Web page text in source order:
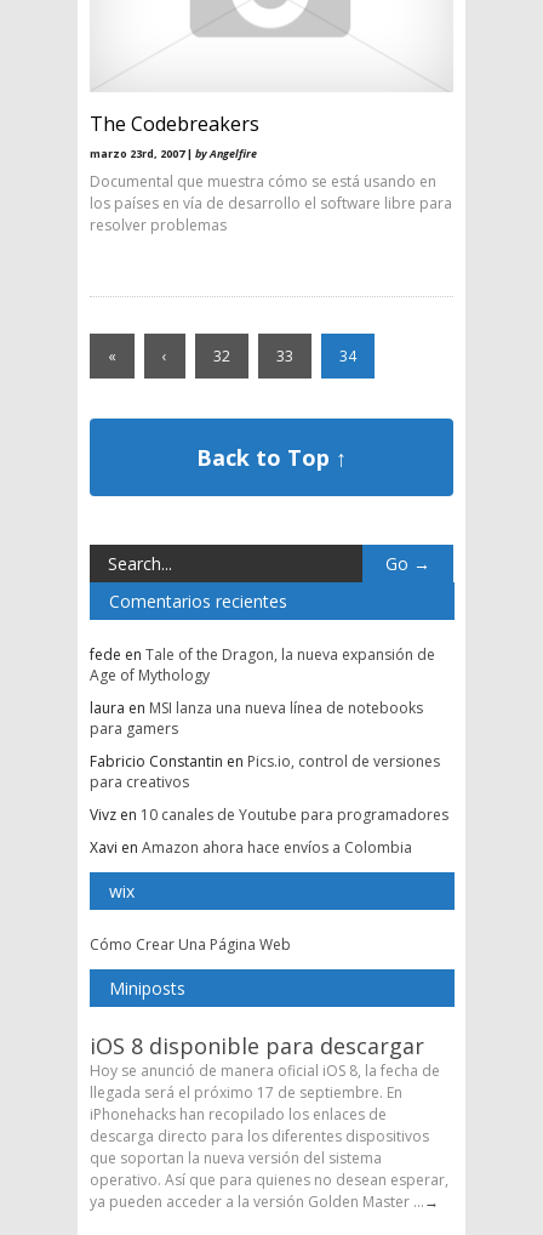
The Codebreakers
marzo 23rd, 2007 | by Angelfire
Documental que muestra cómo se está usando en
los paí­ses en ví­a de desarrollo el software libre para
resolver problemas
« ‹ 32 33 34
Back to Top ↑
Comentarios recientes
fede en Tale of the Dragon, la nueva expansión de
Age of Mythology
laura en MSI lanza una nueva línea de notebooks
para gamers
Fabricio Constantin en Pics.io, control de versiones
para creativos
Vivz en 10 canales de Youtube para programadores
Xavi en Amazon ahora hace envíos a Colombia
wix
Cómo Crear Una Página Web
Miniposts
iOS 8 disponible para descargar
Hoy se anunció de manera oficial iOS 8, la fecha de
llegada será el próximo 17 de septiembre. En
iPhonehacks han recopilado los enlaces de
descarga directo para los diferentes dispositivos
que soportan la nueva versión del sistema
operativo. Así que para quienes no desean esperar,
ya pueden acceder a la versión Golden Master ...→